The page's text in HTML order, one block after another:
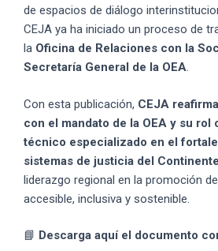
de espacios de diálogo
CEJA ya ha iniciado un proceso de
la Oficina de Relaciones con la
Secretaría General de la OEA.
Con esta publicación, CEJA
con el mandato de la OEA y su rol
técnico especializado en el
sistemas de justicia del Continente
liderazgo regional en la promoción
accesible, inclusiva y sostenible.
📘 Descarga aquí el documento